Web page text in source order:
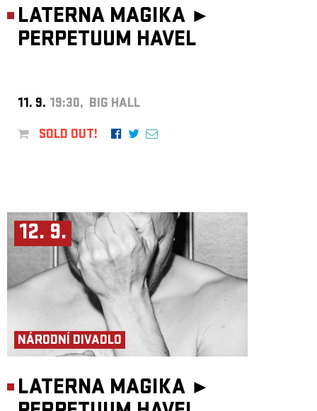
LATERNA MAGIKA ►
PERPETUUM HAVEL
11. 9. 19:30, BIG HALL
SOLD OUT!
12. 9.
NÁRODNÍ DIVADLO
LATERNA MAGIKA ►